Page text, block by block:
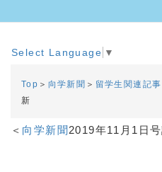
Select Language ▼
Top ＞ 向学新聞 ＞ 留学生関連記事
新
＜ 向学新聞2019年11月1日